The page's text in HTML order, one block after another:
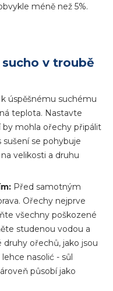
méně než 5%.
v troubě
úspěšnému suchému
teplota. Nastavte
by mohla ořechy připálit
se pohybuje
velikosti a druhu
Před samotným
Ořechy nejprve
všechny poškozené
studenou vodou a
ořechů, jako jsou
nasolić - sůl
působí jako